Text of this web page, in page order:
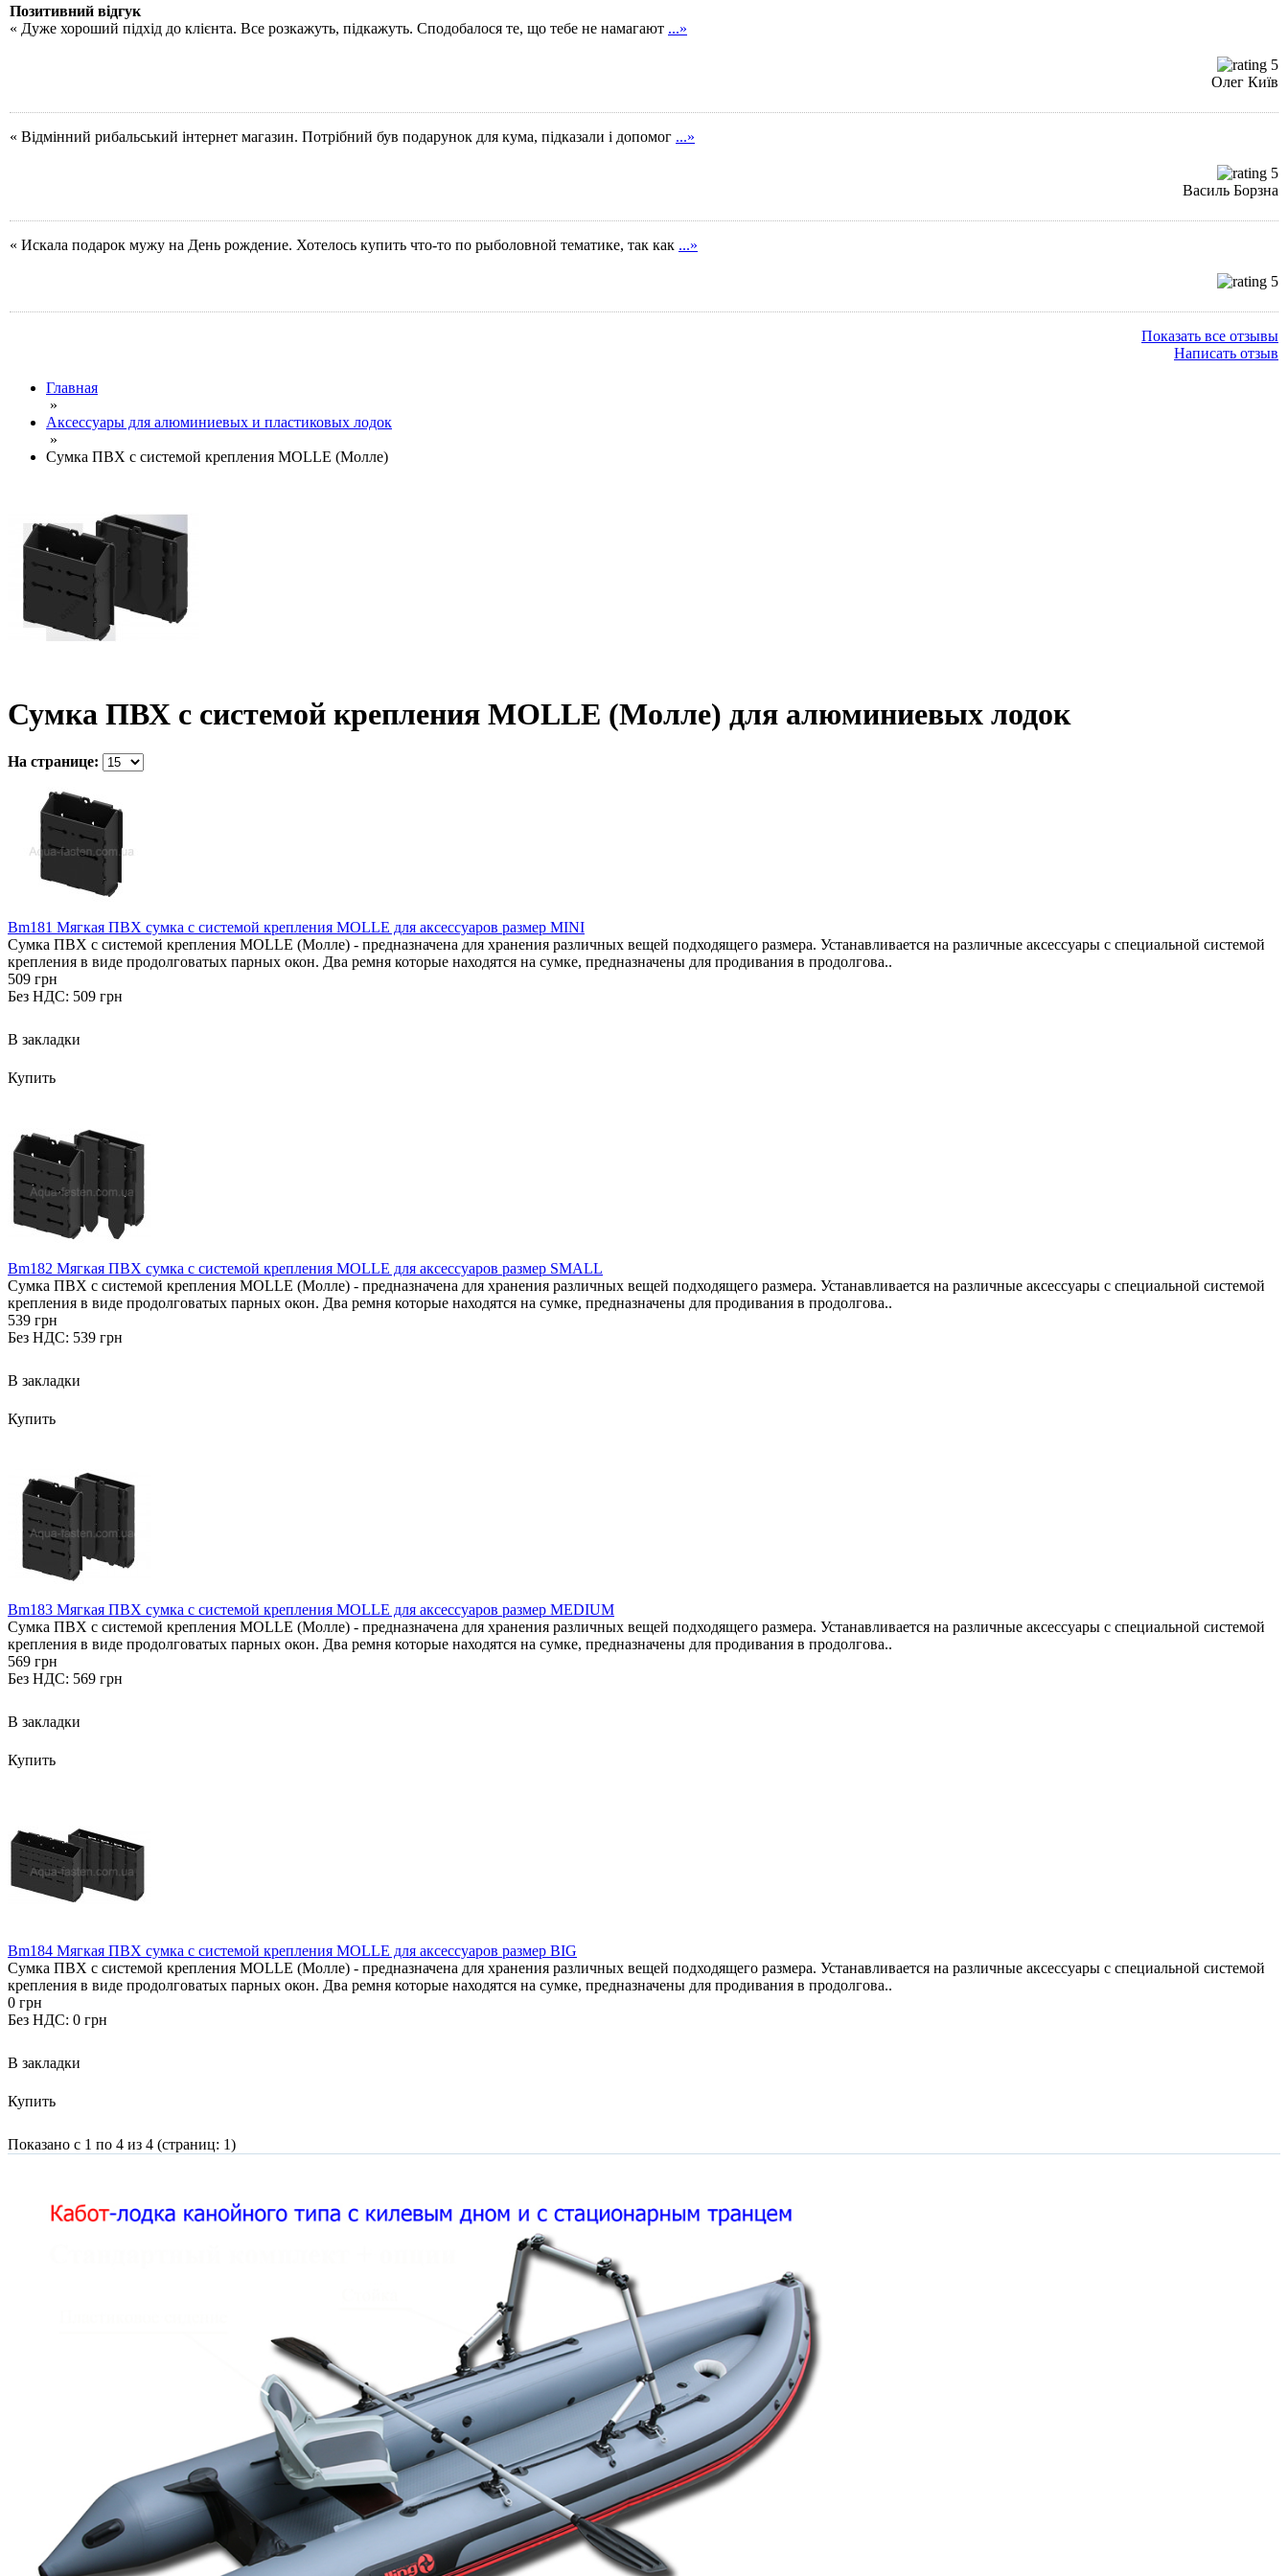
Позитивний відгук
« Дуже хороший підхід до клієнта. Все розкажуть, підкажуть. Сподобалося те, що тебе не намагают ...»
Олег Київ
« Відмінний рибальський інтернет магазин. Потрібний був подарунок для кума, підказали і допомог ...»
Василь Борзна
« Искала подарок мужу на День рождение. Хотелось купить что-то по рыболовной тематике, так как ...»
Показать все отзывы
Написать отзыв
Главная
»
Аксессуары для алюминиевых и пластиковых лодок
»
Сумка ПВХ с системой крепления MOLLE (Молле)
Сумка ПВХ с системой крепления MOLLE (Молле) для алюминиевых лодок
На странице:
Bm181 Мягкая ПВХ сумка с системой крепления MOLLE для аксессуаров размер MINI
Сумка ПВХ с системой крепления MOLLE (Молле) - предназначена для хранения различных вещей подходящего размера. Устанавливается на различные аксессуары с специальной системой
крепления в виде продолговатых парных окон. Два ремня которые находятся на сумке, предназначены для продивания в продолгова..
509 грн
Без НДС: 509 грн
В закладки
Купить
Bm182 Мягкая ПВХ сумка с системой крепления MOLLE для аксессуаров размер SMALL
Сумка ПВХ с системой крепления MOLLE (Молле) - предназначена для хранения различных вещей подходящего размера. Устанавливается на различные аксессуары с специальной системой
крепления в виде продолговатых парных окон. Два ремня которые находятся на сумке, предназначены для продивания в продолгова..
539 грн
Без НДС: 539 грн
В закладки
Купить
Bm183 Мягкая ПВХ сумка с системой крепления MOLLE для аксессуаров размер MEDIUM
Сумка ПВХ с системой крепления MOLLE (Молле) - предназначена для хранения различных вещей подходящего размера. Устанавливается на различные аксессуары с специальной системой
крепления в виде продолговатых парных окон. Два ремня которые находятся на сумке, предназначены для продивания в продолгова..
569 грн
Без НДС: 569 грн
В закладки
Купить
Bm184 Мягкая ПВХ сумка с системой крепления MOLLE для аксессуаров размер BIG
Сумка ПВХ с системой крепления MOLLE (Молле) - предназначена для хранения различных вещей подходящего размера. Устанавливается на различные аксессуары с специальной системой
крепления в виде продолговатых парных окон. Два ремня которые находятся на сумке, предназначены для продивания в продолгова..
0 грн
Без НДС: 0 грн
В закладки
Купить
Показано с 1 по 4 из 4 (страниц: 1)